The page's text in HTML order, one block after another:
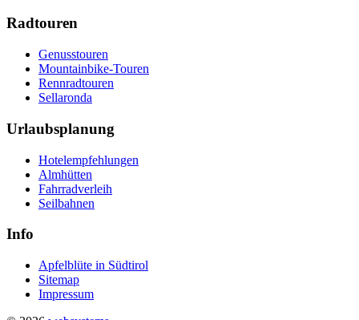
Radtouren
Genusstouren
Mountainbike-Touren
Rennradtouren
Sellaronda
Urlaubsplanung
Hotelempfehlungen
Almhütten
Fahrradverleih
Seilbahnen
Info
Apfelblüte in Südtirol
Sitemap
Impressum